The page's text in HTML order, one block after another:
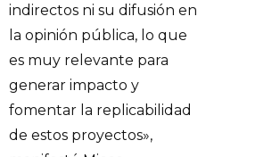
indirectos ni su difusión en
la opinión pública, lo que
es muy relevante para
generar impacto y
fomentar la replicabilidad
de estos proyectos»,